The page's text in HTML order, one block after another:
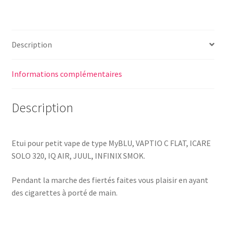
Description
Informations complémentaires
Description
Etui pour petit vape de type MyBLU, VAPTIO C FLAT, ICARE
SOLO 320, IQ AIR, JUUL, INFINIX SMOK.
Pendant la marche des fiertés faites vous plaisir en ayant
des cigarettes à porté de main.